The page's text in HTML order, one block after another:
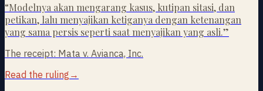
“Modelnya akan mengarang kasus, kutipan sitasi, dan
petikan, lalu menyajikan ketiganya dengan ketenangan
yang sama persis seperti saat menyajikan yang asli.”
The receipt: Mata v. Avianca, Inc.
Read the ruling →